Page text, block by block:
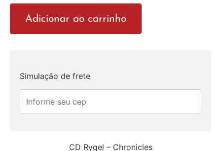
Adicionar ao carrinho
Simulação de frete
CD Rygel – Chronicles